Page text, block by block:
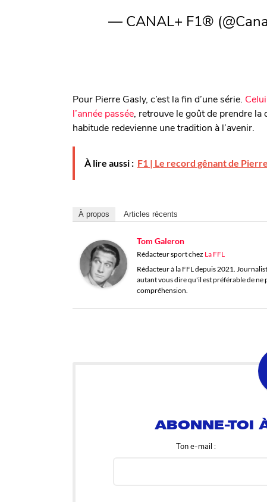
— CANAL+ F1®
Pour Pierre Gasly, c’est la fin d’une série.
l’année passée , retrouve le goût de prendre
habitude redevienne une tradition à l’avenir.
À lire aussi : F1 | Le record gênant de
À propos Articles récents
Tom Galeron
Rédacteur sportchez La FFL
Rédacteur à la FFL depuis 2021.
autant vous dire qu'il est préférable de
compréhension.
Ton e-mail :